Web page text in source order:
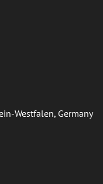
Westfalen, Germany